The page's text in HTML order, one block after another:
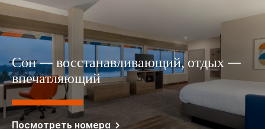
Сон — восстанавливающий, отдых —
впечатляющий
Посмотреть номера